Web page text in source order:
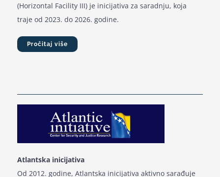
(Horizontal Facility III) je inicijativa za saradnju, koja
traje od 2023. do 2026. godine.
Pročitaj više
Atlantska inicijativa
Od 2012. godine, Atlantska inicijativa aktivno sarađuje